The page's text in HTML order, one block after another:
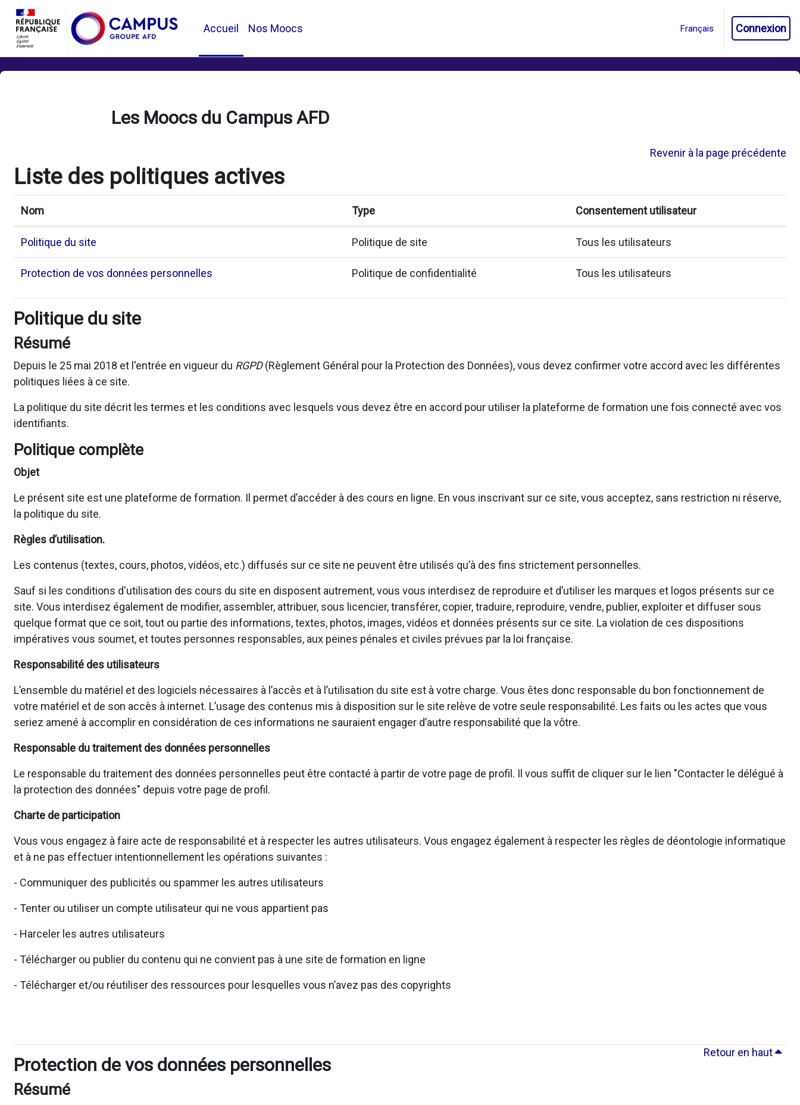
Passer au contenu principal
Accueil
Nos Moocs Connexion
Les Moocs du Campus AFD
Revenir à la page précédente
Liste des politiques actives
Nom Type Consentement utilisateur
Politique du site Politique de site Tous les utilisateurs
Protection de vos données personnelles Politique de confidentialité Tous les utilisateurs
Politique du site
Résumé
Depuis le 25 mai 2018 et l'entrée en vigueur du RGPD(Règlement Général pour la Protection des Données), vous devez confirmer votre accord avec les différentes
politiques liées à ce site.
La politique du site décrit les termes et les conditions avec lesquels vous devez être en accord pour utiliser la plateforme de formation une fois connecté avec vos
identifiants.
Politique complète
Objet
Le présent site est une plateforme de formation. Il permet d’accéder à des cours en ligne. En vous inscrivant sur ce site, vous acceptez, sans restriction ni réserve,
la politique du site.
Règles d’utilisation.
Les contenus (textes, cours, photos, vidéos, etc.) diffusés sur ce site ne peuvent être utilisés qu’à des fins strictement personnelles.
Sauf si les conditions d'utilisation des cours du site en disposent autrement, vous vous interdisez de reproduire et d’utiliser les marques et logos présents sur ce
site. Vous interdisez également de modifier, assembler, attribuer, sous licencier, transférer, copier, traduire, reproduire, vendre, publier, exploiter et diffuser sous
quelque format que ce soit, tout ou partie des informations, textes, photos, images, vidéos et données présents sur ce site. La violation de ces dispositions
impératives vous soumet, et toutes personnes responsables, aux peines pénales et civiles prévues par la loi française.
Responsabilité des utilisateurs
L’ensemble du matériel et des logiciels nécessaires à l’accès et à l’utilisation du site est à votre charge. Vous êtes donc responsable du bon fonctionnement de
votre matériel et de son accès à internet. L’usage des contenus mis à disposition sur le site relève de votre seule responsabilité. Les faits ou les actes que vous
seriez amené à accomplir en considération de ces informations ne sauraient engager d’autre responsabilité que la vôtre.
Responsable du traitement des données personnelles
Le responsable du traitement des données personnelles peut être contacté à partir de votre page de profil. Il vous suffit de cliquer sur le lien "Contacter le délégué à
la protection des données" depuis votre page de profil.
Charte de participation
Vous vous engagez à faire acte de responsabilité et à respecter les autres utilisateurs. Vous engagez également à respecter les règles de déontologie informatique
et à ne pas effectuer intentionnellement les opérations suivantes :
- Communiquer des publicités ou spammer les autres utilisateurs
- Tenter ou utiliser un compte utilisateur qui ne vous appartient pas
- Harceler les autres utilisateurs
- Télécharger ou publier du contenu qui ne convient pas à une site de formation en ligne
- Télécharger et/ou réutiliser des ressources pour lesquelles vous n’avez pas des copyrights
Retour en haut
Protection de vos données personnelles
Résumé